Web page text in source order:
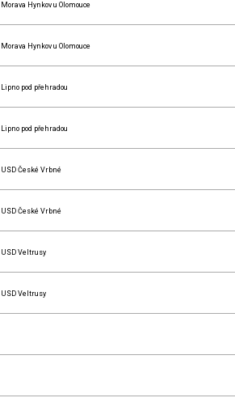
Morava Hynkov u Olomouce
Morava Hynkov u Olomouce
Lipno pod přehradou
Lipno pod přehradou
USD České Vrbné
USD České Vrbné
USD Veltrusy
USD Veltrusy